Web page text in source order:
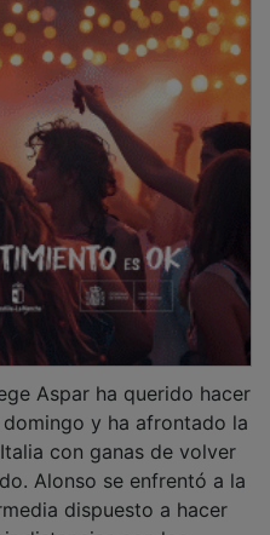
y ha afrontado la
con ganas de volver
Alonso se enfrentó a la
dispuesto a hacer
distancias con los